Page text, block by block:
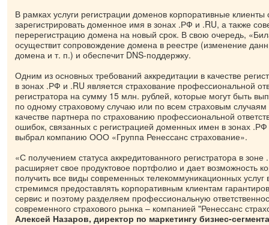
В рамках услуги регистрации доменов корпоративные клиенты
зарегистрировать доменное имя в зонах .РФ и .RU, а также
перерегистрацию домена на новый срок. В свою очередь,
осуществит сопровождение домена в реестре (изменение
домена и т. п.) и обеспечит DNS-поддержку.
Одним из основных требований аккредитации в качестве
в зонах .РФ и .RU является страхование профессиональной
регистратора на сумму 15 млн. рублей, которые могут быть
по одному страховому случаю или по всем страховым случаям
качестве партнера по страхованию профессиональной
ошибок, связанных с регистрацией доменных имен в зонах
выбрал компанию ООО «Группа Ренессанс страхование».
«С получением статуса аккредитованного регистратора в
расширяет свое продуктовое портфолио и дает возможность
получить все виды современных телекоммуникационных
стремимся предоставлять корпоративным клиентам
сервис и поэтому разделяем профессиональную
современного страхового рынка – компанией "Ренессанс
Алексей Назаров, директор по маркетингу бизнес-